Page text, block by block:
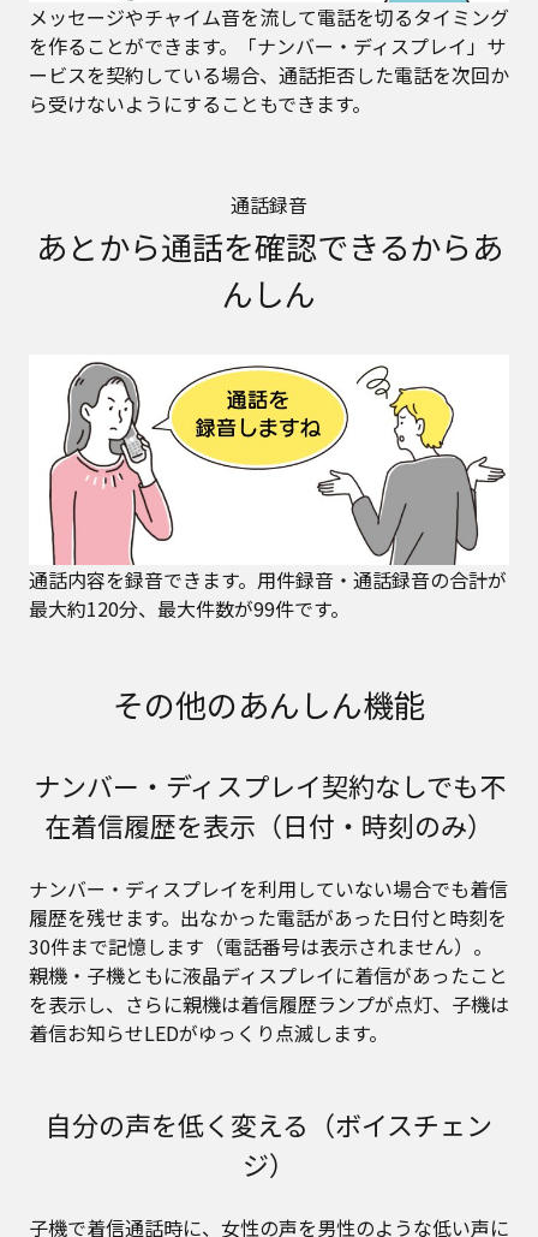
メッセージやチャイム音を流して電話を切るタイミング
を作ることができます。「ナンバー・ディスプレイ」サ
ービスを契約している場合、通話拒否した電話を次回か
ら受けないようにすることもできます。
通話録音
あとから通話を確認できるからあ
んしん
通話内容を録音できます。用件録音・通話録音の合計が
最大約120分、最大件数が99件です。
その他のあんしん機能
ナンバー・ディスプレイ契約なしでも不
在着信履歴を表示（日付・時刻のみ）
ナンバー・ディスプレイを利用していない場合でも着信
履歴を残せます。出なかった電話があった日付と時刻を
30件まで記憶します（電話番号は表示されません）。
親機・子機ともに液晶ディスプレイに着信があったこと
を表示し、さらに親機は着信履歴ランプが点灯、子機は
着信お知らせLEDがゆっくり点滅します。
自分の声を低く変える（ボイスチェン
ジ）
子機で着信通話時に、女性の声を男性のような低い声に